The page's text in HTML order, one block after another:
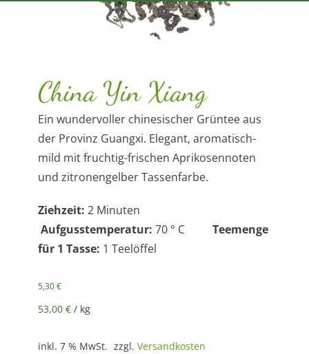
China Yin Xiang
Ein wundervoller chinesischer Grüntee aus
der Provinz Guangxi. Elegant, aromatisch-
mild mit fruchtig-frischen Aprikosennoten
und zitronengelber Tassenfarbe.
Ziehzeit: 2 Minuten
Aufgusstemperatur: 70 ° C Teemenge
für 1 Tasse: 1 Teelöffel
5,30€
53,00 € / kg
inkl. 7 % MwSt. zzgl. Versandkosten